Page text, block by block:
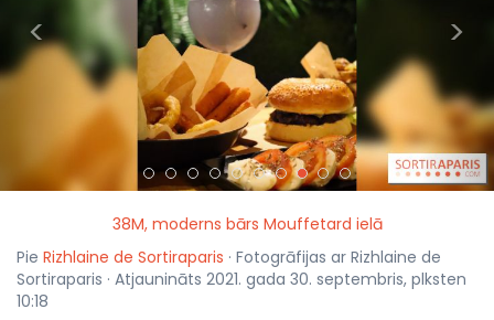
< >
38M, moderns bārs Mouffetard ielā
Pie Rizhlaine de Sortiraparis · Fotogrāfijas ar Rizhlaine de
Sortiraparis · Atjaunināts 2021. gada 30. septembris, plksten
10:18